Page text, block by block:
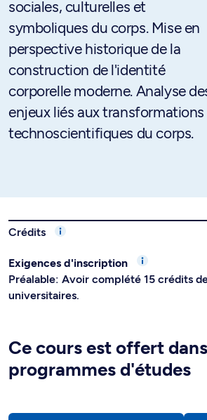
sociales, culturelles et
symboliques du corps. Mise en
perspective historique de la
construction de l'identité
corporelle moderne. Analyse
enjeux liés aux transformations
technoscientifiques du corps.
Crédits
Exigences d'inscription
Préalable: Avoir complété 15 crédits
universitaires.
Ce cours est offert
programmes d'études